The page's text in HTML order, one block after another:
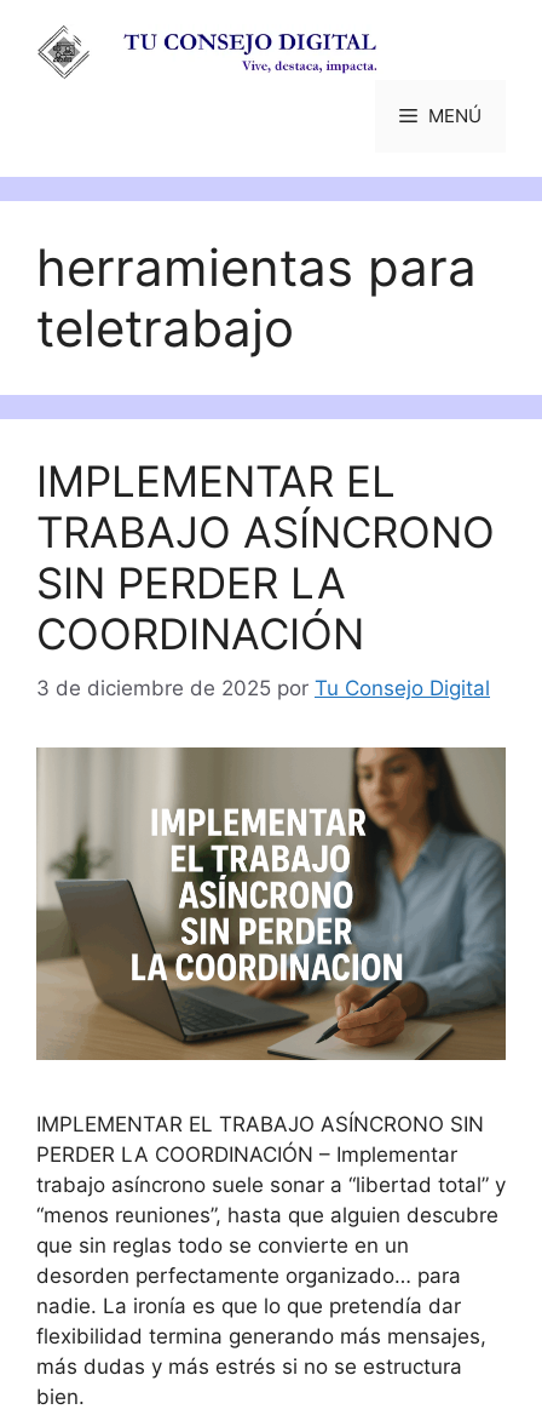
contenido
MENÚ
herramientas para
teletrabajo
IMPLEMENTAR EL
TRABAJO ASÍNCRONO
SIN PERDER LA
COORDINACIÓN
3 de diciembre de 2025 por Tu Consejo Digital
IMPLEMENTAR EL TRABAJO ASÍNCRONO SIN
PERDER LA COORDINACIÓN – Implementar
trabajo asíncrono suele sonar a “libertad total” y
“menos reuniones”, hasta que alguien descubre
que sin reglas todo se convierte en un
desorden perfectamente organizado… para
nadie. La ironía es que lo que pretendía dar
flexibilidad termina generando más mensajes,
más dudas y más estrés si no se estructura
bien.